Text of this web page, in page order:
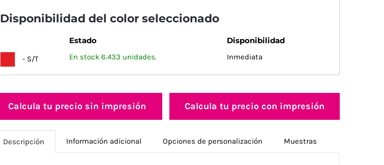
Disponibilidad del color seleccionado
Estado Disponibilidad
- S/T En stock 6.433 unidades. Inmediata
Calcula tu precio sin impresión Calcula tu precio con impresión
Descripción Información adicional Opciones de personalización Muestras